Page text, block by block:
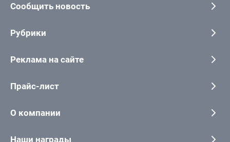
Сообщить новость
Рубрики
Реклама на сайте
Прайс-лист
О компании
Наши награды